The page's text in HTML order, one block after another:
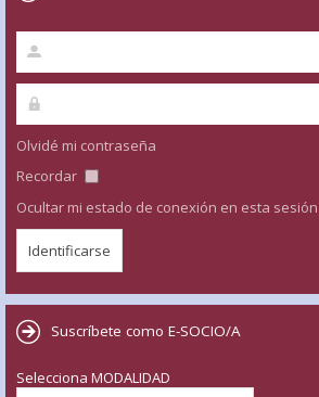
Olvidé mi contraseña
Recordar
Ocultar mi estado de conexión en esta sesión
Suscríbete como E-SOCIO/A
Selecciona MODALIDAD